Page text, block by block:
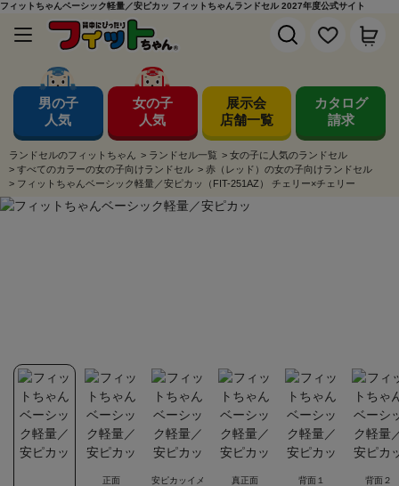
フィットちゃんベーシック軽量／安ピカッ フィットちゃんランドセル 2027年度公式サイト
男の子
人気
女の子
人気
展示会
店舗一覧
カタログ
請求
ランドセルのフィットちゃん > ランドセル一覧 > 女の子に人気のランドセル
> すべてのカラーの女の子向けランドセル > 赤（レッド）の女の子向けランドセル
> フィットちゃんベーシック軽量／安ピカッ（FIT-251AZ） チェリー×チェリー
正面
安ピカッイメ
真正面 背面１ 背面２